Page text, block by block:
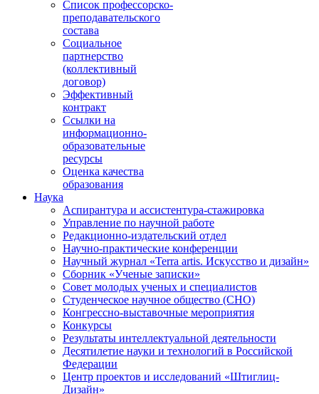
Список профессорско-
преподавательского
состава
Социальное
партнерство
(коллективный
договор)
Эффективный
контракт
Ссылки на
информационно-
образовательные
ресурсы
Оценка качества
образования
Наука
Аспирантура и ассистентура-стажировка
Управление по научной работе
Редакционно-издательский отдел
Научно-практические конференции
Научный журнал «Terra artis. Искусство и дизайн»
Сборник «Ученые записки»
Совет молодых ученых и специалистов
Студенческое научное общество (СНО)
Конгрессно-выставочные мероприятия
Конкурсы
Результаты интеллектуальной деятельности
Десятилетие науки и технологий в Российской
Федерации
Центр проектов и исследований «Штиглиц-
Дизайн»